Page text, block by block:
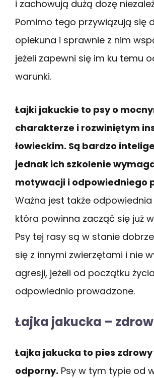
i zachowują dużą dozę
Pomimo tego przywiązują się
opiekuna i sprawnie z nim
jeżeli zapewni się im ku temu
warunki.
Łajki jakuckie to psy o
charakterze i rozwiniętym
łowieckim. Są bardzo
jednak ich szkolenie
motywacji i odpowiedniego
Ważna jest także
która powinna zacząć się już
Psy tej rasy są w stanie
się z innymi zwierzętami i nie
agresji, jeżeli od początku
odpowiednio prowadzone.
Łajka jakucka –
Łajka jakucka to pies
odporny. Psy w tym typie od